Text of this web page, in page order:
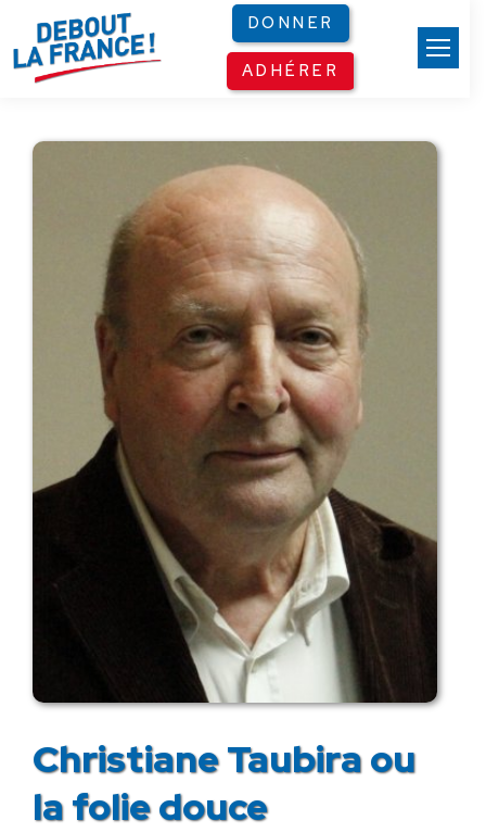
DONNER
ADHÉRER
Christiane Taubira ou
la folie douce
Panneau de gestion des cookies